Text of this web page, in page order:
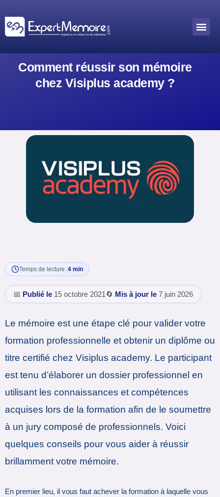
au
contenu
Comment réussir son mémoire
chez Visiplus academy ?
Temps de lecture :4 min
📅 Publié le 15 octobre 2021🔄 Mis à jour le 7 juin 2026
Le mémoire est une étape clé pour valider votre
formation professionnelle et obtenir un diplôme ou
titre certifié chez Visiplus academy. Le participant
est tenu d’élaborer un dossier professionnel en
utilisant les connaissances et compétences
acquises lors de la formation afin de le soumettre
à un jury composé de professionnels. Voici
quelques conseils pour vous aider à réussir
brillamment votre mémoire.
En premier lieu, il vous faut achever la formation à laquelle vous